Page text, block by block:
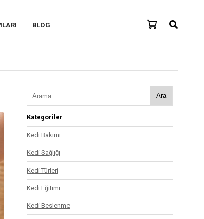
BLOG
Ara
Kategoriler
Kedi Bakımı
Kedi Sağlığı
Kedi Türleri
Kedi Eğitimi
Kedi Beslenme